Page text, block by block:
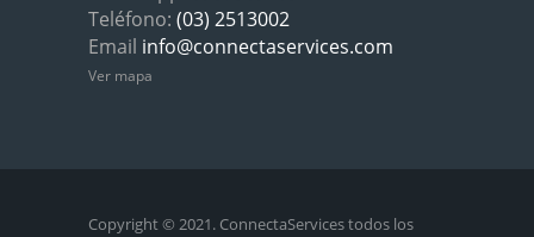
Teléfono: (03) 2513002
Email info@connectaservices.com
Ver mapa
Copyright © 2021. ConnectaServices todos los